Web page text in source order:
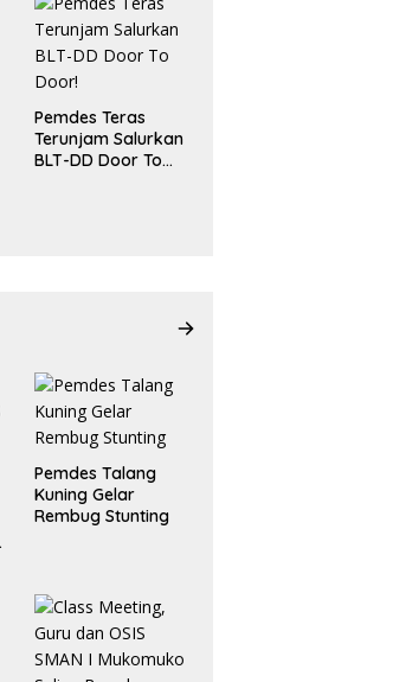
Pemdes Teras
Terunjam Salurkan
BLT-DD Door To
Pemdes Talang
Kuning Gelar
Rembug Stunting